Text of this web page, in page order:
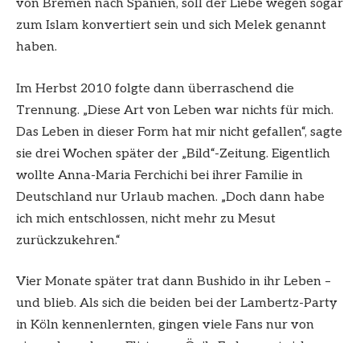
von Bremen nach Spanien, soll der Liebe wegen sogar
zum Islam konvertiert sein und sich Melek genannt
haben.
Im Herbst 2010 folgte dann überraschend die
Trennung. „Diese Art von Leben war nichts für mich.
Das Leben in dieser Form hat mir nicht gefallen“, sagte
sie drei Wochen später der „Bild“-Zeitung. Eigentlich
wollte Anna-Maria Ferchichi bei ihrer Familie in
Deutschland nur Urlaub machen. „Doch dann habe
ich mich entschlossen, nicht mehr zu Mesut
zurückzukehren.“
Vier Monate später trat dann Bushido in ihr Leben –
und blieb. Als sich die beiden bei der Lambertz-Party
in Köln kennenlernten, gingen viele Fans nur von